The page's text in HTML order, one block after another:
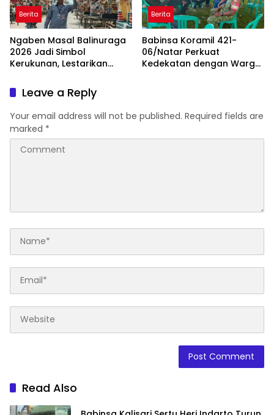
Berita
Ngaben Masal Balinuraga
2026 Jadi Simbol
Kerukunan, Lestarikan
Pariwisata Lampung
Selatan
Berita
Babinsa Koramil 421-
06/Natar Perkuat
Kedekatan dengan Warga
Leave a Reply
Your email address will not be published. Required fields are
marked *
Read Also